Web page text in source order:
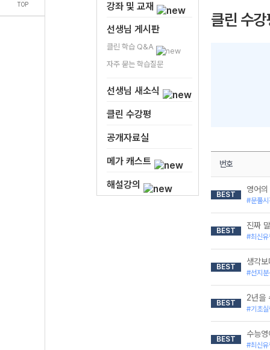
TOP
강좌 및 교재
선생님 게시판
클린 학습 Q&A
자주 묻는 학습질문
선생님 새소식
클린 수강평
공개자료실
메가 캐스트
해설강의
클린 수강
번호
BEST
영어
#문풀
BEST
진짜
#최신
BEST
생각
#선지
BEST
2년을
#기초
BEST
수능
#최신